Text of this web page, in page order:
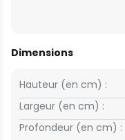
Dimensions
Largeur (en cm) :
Hauteur (en cm) :
Profondeur (en cm) :